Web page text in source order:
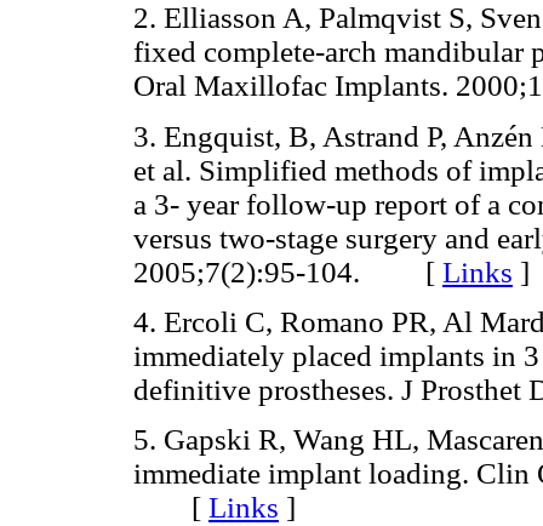
2. Elliasson A, Palmqvist S,
fixed complete-arch mandibular
Oral Maxillofac Implants.
3. Engquist, B, Astrand P,
et al. Simplified methods of
a 3- year follow-up report of a
versus two-stage surgery and
2005;7(2):95-104. [ Links ]
4. Ercoli C, Romano PR, Al
immediately placed implants in
definitive prostheses. J
5. Gapski R, Wang HL,
immediate implant loading. Clin
[ Links ]